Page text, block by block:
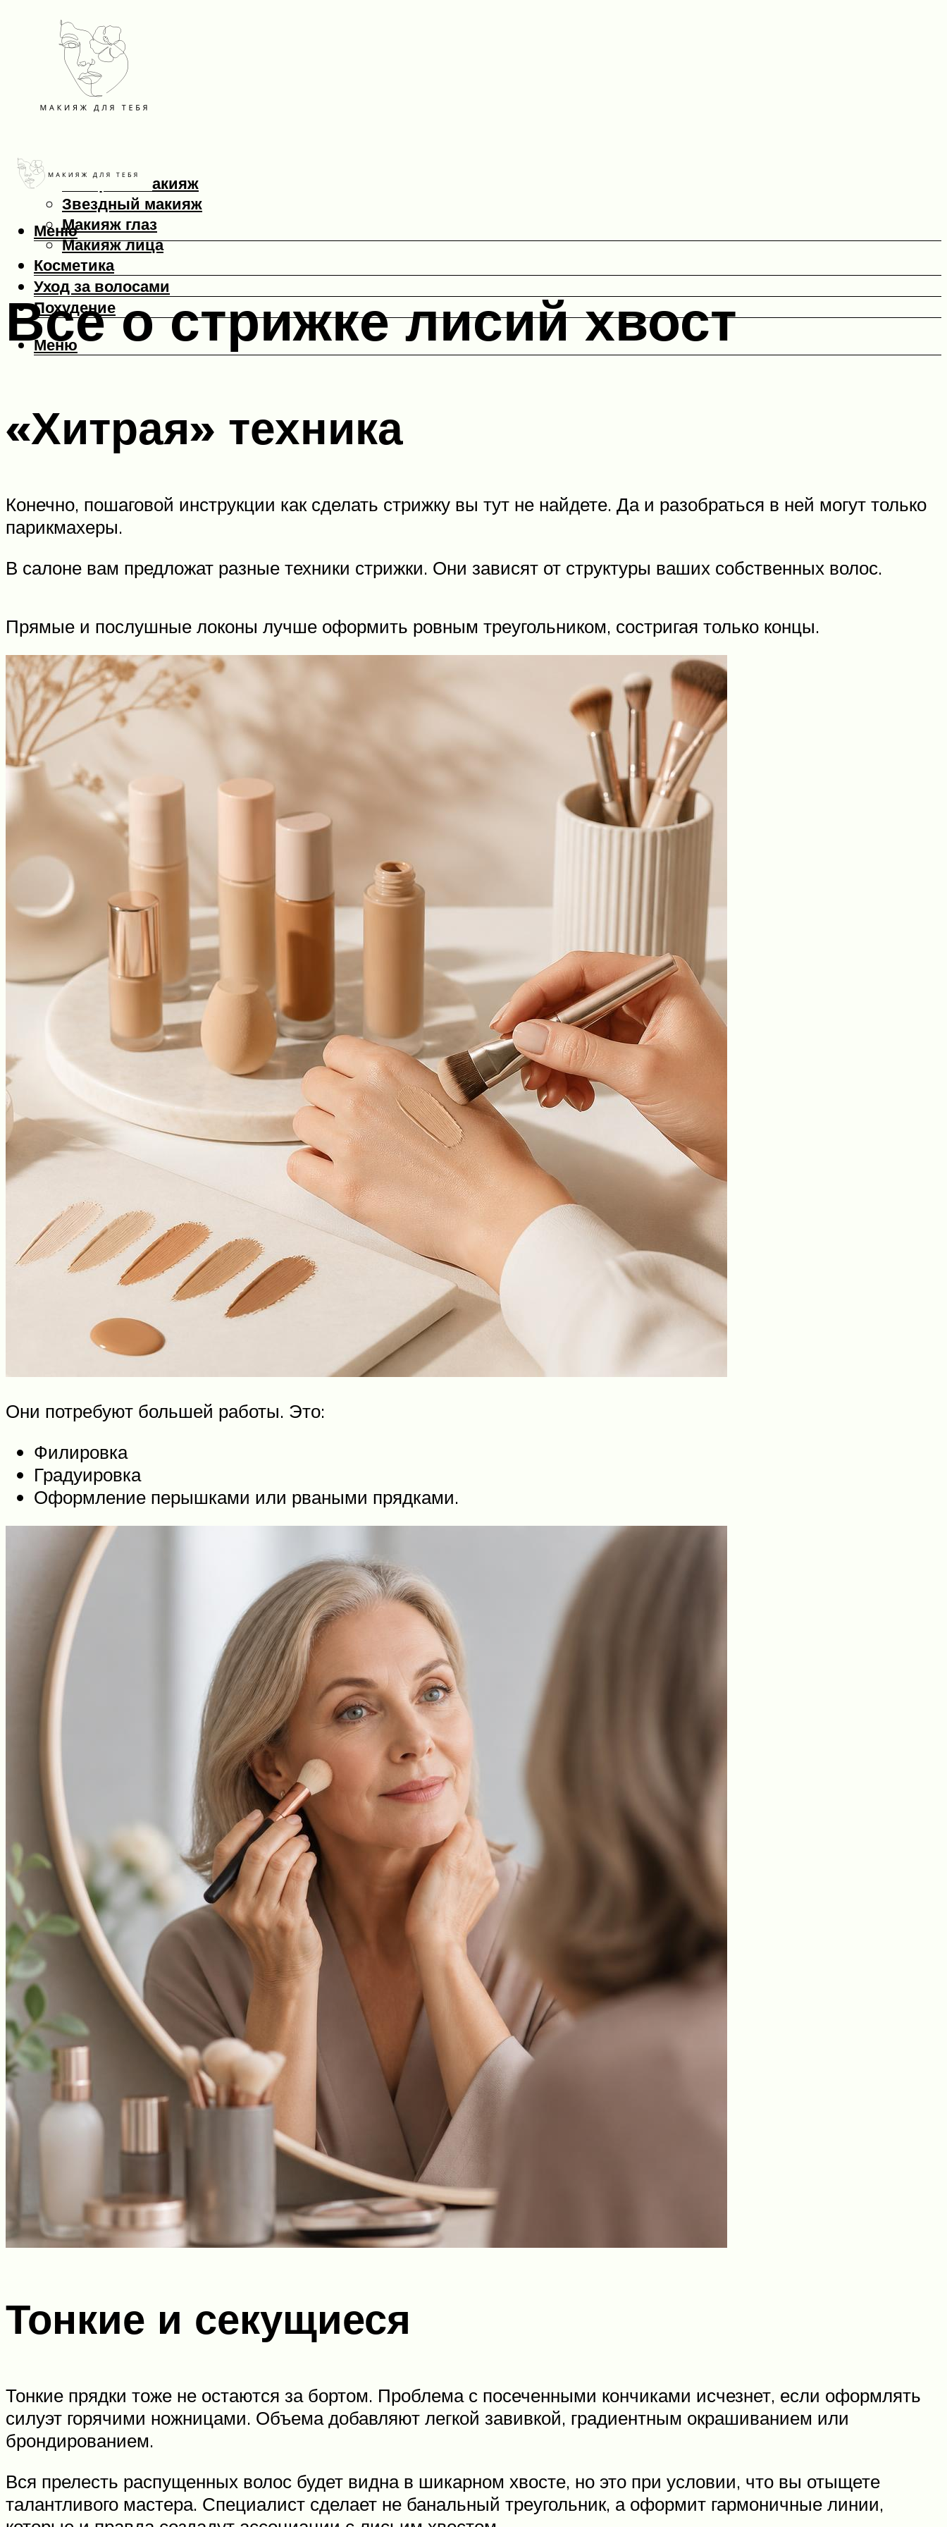
Макияж
Вечерний макияж
Звездный макияж
Макияж глаз
Макияж лица
Косметика
Уход за волосами
Похудение
Меню
Меню
Все о стрижке лисий хвост
«Хитрая» техника
Конечно, пошаговой инструкции как сделать стрижку вы тут не найдете. Да и разобраться в ней могут только
парикмахеры.
В салоне вам предложат разные техники стрижки. Они зависят от структуры ваших собственных волос.
Прямые и послушные локоны лучше оформить ровным треугольником, состригая только концы.
Они потребуют большей работы. Это:
Филировка
Градуировка
Оформление перышками или рваными прядками.
Тонкие и секущиеся
Тонкие прядки тоже не остаются за бортом. Проблема с посеченными кончиками исчезнет, если оформлять
силуэт горячими ножницами. Объема добавляют легкой завивкой, градиентным окрашиванием или
брондированием.
Вся прелесть распущенных волос будет видна в шикарном хвосте, но это при условии, что вы отыщете
талантливого мастера. Специалист сделает не банальный треугольник, а оформит гармоничные линии,